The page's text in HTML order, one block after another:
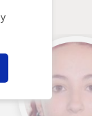
y